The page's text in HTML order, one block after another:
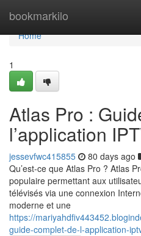
bookmarkilo
Home
Home
1
Atlas Pro :
l’application
jessevfwc415855 80 days ago
Qu’est-ce que Atlas Pro ? Atlas
populaire permettant aux
télévisés via une connexion
moderne et une
https://
guide-complet-de-l-application-